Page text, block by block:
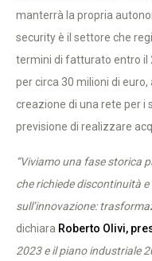
manterrà la propria
security è il settore che
termini di fatturato entro il
per circa 30 milioni di
creazione di una rete per i
previsione di realizzare
“Viviamo una fase storica
che richiede discontinuità
sull’innovazione:
dichiara Roberto Olivi,
2023 e il piano industriale